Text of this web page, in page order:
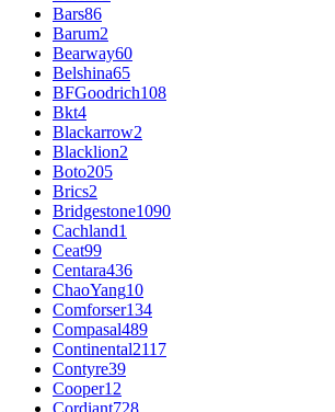
Bars86
Barum2
Bearway60
Belshina65
BFGoodrich108
Bkt4
Blackarrow2
Blacklion2
Boto205
Brics2
Bridgestone1090
Cachland1
Ceat99
Centara436
ChaoYang10
Comforser134
Compasal489
Continental2117
Contyre39
Cooper12
Cordiant728